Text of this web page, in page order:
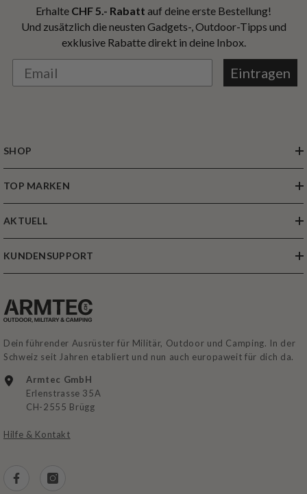
Erhalte CHF 5.- Rabatt auf deine erste Bestellung!
Und zusätzlich die neusten Gadgets-, Outdoor-Tipps und
exklusive Rabatte direkt in deine Inbox.
Eintragen
SHOP
TOP MARKEN
AKTUELL
KUNDENSUPPORT
Dein führender Ausrüster für Militär, Outdoor und Camping. In der
Schweiz seit Jahren etabliert und nun auch europaweit für dich da.
Armtec GmbH
Erlenstrasse 35A
CH-2555 Brügg
Hilfe & Kontakt